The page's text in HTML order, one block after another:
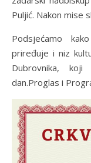
Puljić. Nakon mise
Podsjećamo
priređuje i niz
Dubrovnika,
dan.Proglas i